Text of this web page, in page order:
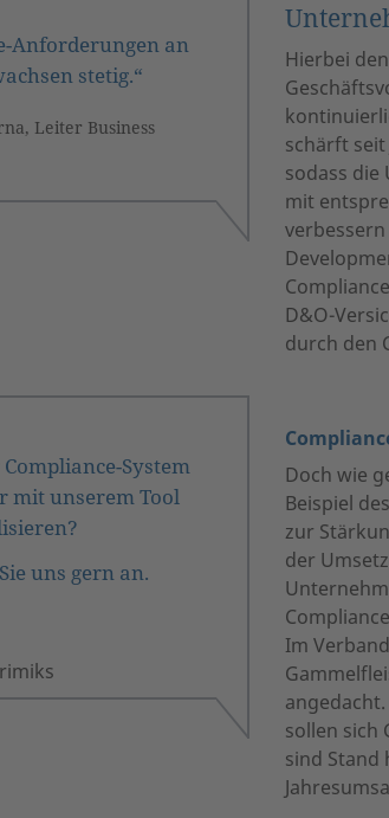
Anforderungen an
stetig.“
Leiter Business
Hierbei
schärft
sodass
mit
D&O-
durch den
System
mit unserem Tool
uns gern an.
Doch wie
Beispiel
zur
der
Im
sollen sich
sind Stand